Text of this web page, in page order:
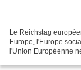
Le Reichstag européen (JLogan /
Europe, l'Europe
l'Union Européenne